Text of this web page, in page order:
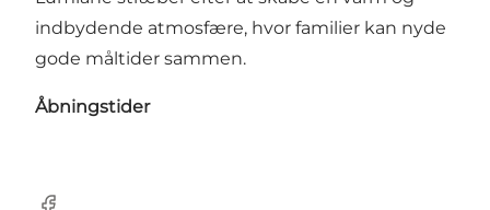
indbydende atmosfære, hvor familier kan nyde
gode måltider sammen.
Åbningstider